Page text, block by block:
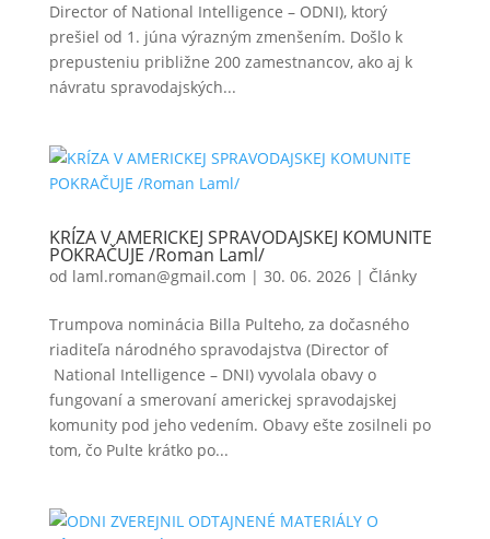
Director of National Intelligence – ODNI), ktorý
prešiel od 1. júna výrazným zmenšením. Došlo k
prepusteniu približne 200 zamestnancov, ako aj k
návratu spravodajských...
KRÍZA V AMERICKEJ SPRAVODAJSKEJ KOMUNITE
POKRAČUJE /Roman Laml/
od laml.roman@gmail.com | 30. 06. 2026| Články
Trumpova nominácia Billa Pulteho, za dočasného
riaditeľa národného spravodajstva (Director of
National Intelligence – DNI) vyvolala obavy o
fungovaní a smerovaní americkej spravodajskej
komunity pod jeho vedením. Obavy ešte zosilneli po
tom, čo Pulte krátko po...